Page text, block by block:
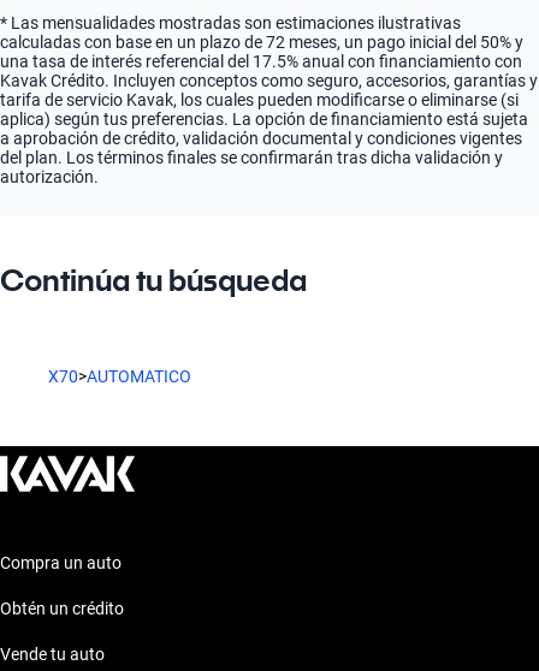
* Las mensualidades mostradas son estimaciones ilustrativas
calculadas con base en un plazo de 72 meses, un pago inicial del 50% y
una tasa de interés referencial del 17.5% anual con financiamiento con
Kavak Crédito. Incluyen conceptos como seguro, accesorios, garantías y
tarifa de servicio Kavak, los cuales pueden modificarse o eliminarse (si
aplica) según tus preferencias. La opción de financiamiento está sujeta
a aprobación de crédito, validación documental y condiciones vigentes
del plan. Los términos finales se confirmarán tras dicha validación y
autorización.
Continúa tu búsqueda
X70>AUTOMATICO
Compra un auto
Obtén un crédito
Vende tu auto